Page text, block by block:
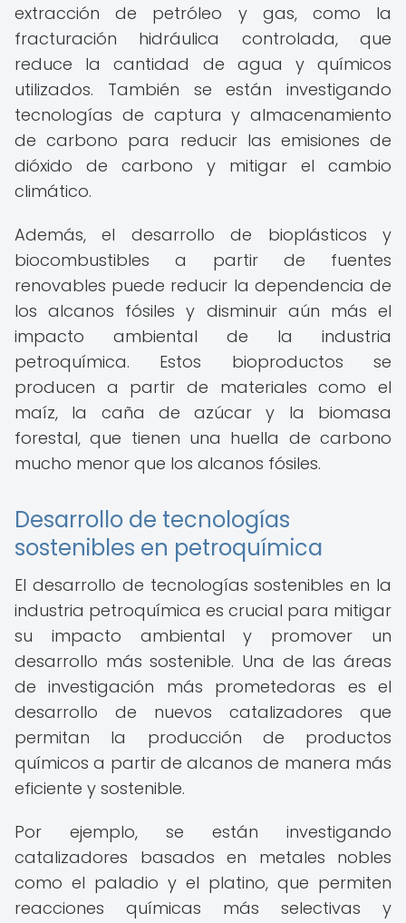
extracción de petróleo y gas, como la
fracturación hidráulica controlada, que
reduce la cantidad de agua y químicos
utilizados. También se están investigando
tecnologías de captura y almacenamiento
de carbono para reducir las emisiones de
dióxido de carbono y mitigar el cambio
climático.
Además, el desarrollo de bioplásticos y
biocombustibles a partir de fuentes
renovables puede reducir la dependencia de
los alcanos fósiles y disminuir aún más el
impacto ambiental de la industria
petroquímica. Estos bioproductos se
producen a partir de materiales como el
maíz, la caña de azúcar y la biomasa
forestal, que tienen una huella de carbono
mucho menor que los alcanos fósiles.
Desarrollo de tecnologías
sostenibles en petroquímica
El desarrollo de tecnologías sostenibles en la
industria petroquímica es crucial para mitigar
su impacto ambiental y promover un
desarrollo más sostenible. Una de las áreas
de investigación más prometedoras es el
desarrollo de nuevos catalizadores que
permitan la producción de productos
químicos a partir de alcanos de manera más
eficiente y sostenible.
Por ejemplo, se están investigando
catalizadores basados en metales nobles
como el paladio y el platino, que permiten
reacciones químicas más selectivas y